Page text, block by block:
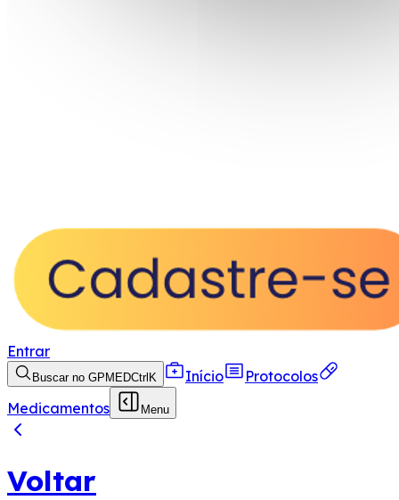
Entrar
Buscar no GPMEDCtrl K Início
Protocolos
Medicamentos
Menu
Voltar